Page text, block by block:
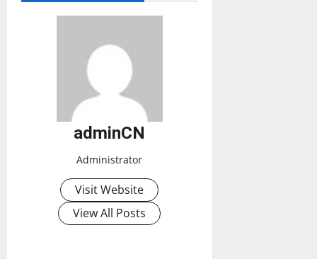
adminCN
Administrator
Visit Website
View All Posts